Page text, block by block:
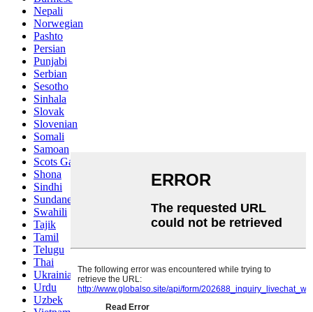
Nepali
Norwegian
Pashto
Persian
Punjabi
Serbian
Sesotho
Sinhala
Slovak
Slovenian
Somali
Samoan
Scots Gaelic
Shona
Sindhi
Sundanese
Swahili
Tajik
Tamil
Telugu
Thai
Ukrainian
Urdu
Uzbek